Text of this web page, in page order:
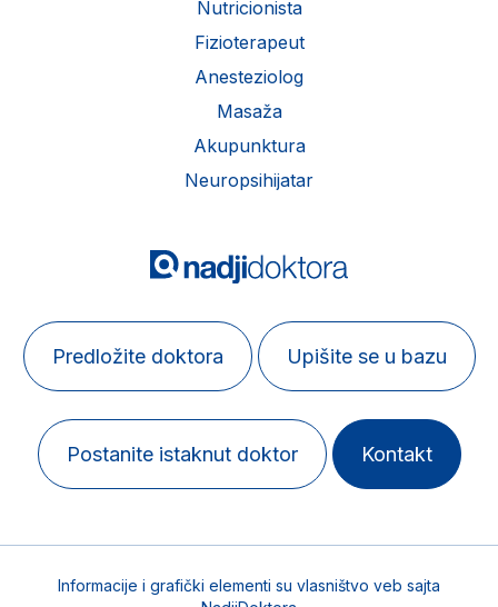
Nutricionista
Fizioterapeut
Anesteziolog
Masaža
Akupunktura
Neuropsihijatar
Predložite doktora Upišite se u bazu
Postanite istaknut doktor Kontakt
Informacije i grafički elementi su vlasništvo veb sajta